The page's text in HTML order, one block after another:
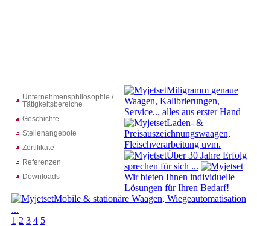
Unternehmensphilosophie /
Tätigkeitsbereiche
Geschichte
Stellenangebote
Zertifikate
Referenzen
Downloads
Miligramm genaue
Waagen, Kalibrierungen,
Service... alles aus erster Hand
Laden- &
Preisauszeichnungswaagen,
Fleischverarbeitung uvm.
Über 30 Jahre Erfolg
sprechen für sich ...
Wir bieten Ihnen individuelle
Lösungen für Ihren Bedarf!
Mobile & stationäre Waagen, Wiegeautomatisation
...
1 2 3 4 5